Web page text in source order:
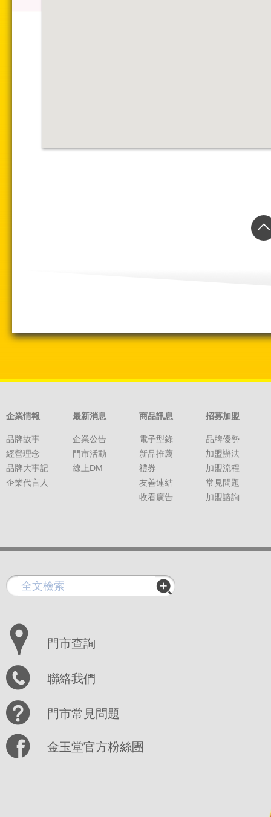
企業情報
品牌故事
經營理念
品牌大事記
企業代言人
最新消息
企業公告
門市活動
線上DM
商品訊息
電子型錄
新品推薦
禮券
友善連結
收看廣告
招募加盟
品牌優勢
加盟辦法
加盟流程
常見問題
加盟諮詢
門市查詢
聯絡我們
門市常見問題
金玉堂官方粉絲團